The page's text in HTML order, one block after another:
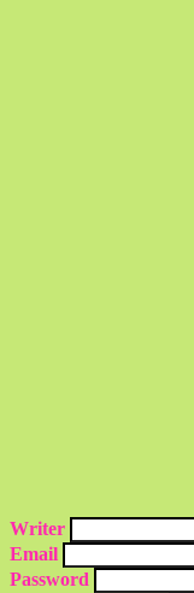
Writer
Email
Password